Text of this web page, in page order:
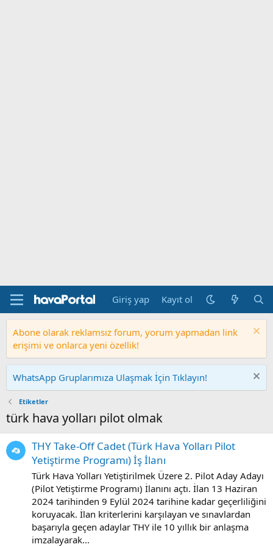
Giriş yap Kayıt ol
Abone olarak reklamsız forum, yorum yapmadan link
erişimi ve onlarca yeni özellik!
WhatsApp Gruplarımıza Ulaşmak İçin Tıklayın!
Etiketler
türk hava yolları pilot olmak
THY Take-Off Cadet (Türk Hava Yolları Pilot
Yetiştirme Programı) İş İlanı
Türk Hava Yolları Yetiştirilmek Üzere 2. Pilot Aday Adayı
(Pilot Yetiştirme Programı) İlanını açtı. İlan 13 Haziran
2024 tarihinden 9 Eylül 2024 tarihine kadar geçerliliğini
koruyacak. İlan kriterlerini karşılayan ve sınavlardan
başarıyla geçen adaylar THY ile 10 yıllık bir anlaşma
imzalayarak...